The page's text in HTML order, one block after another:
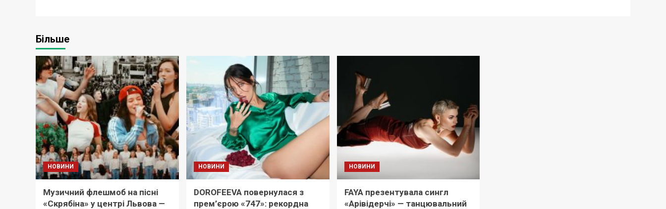
Більше
НОВИНИ
Музичний флешмоб на пісні
«Скрябіна» у центрі Львова —
НОВИНИ
DOROFEEVA повернулася з
прем’єрою «747»: рекордна
НОВИНИ
FAYA презентувала сингл
«Арівідерчі» — танцювальний